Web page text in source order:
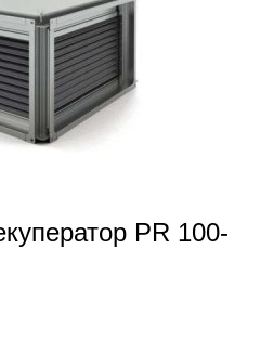
PR 100-